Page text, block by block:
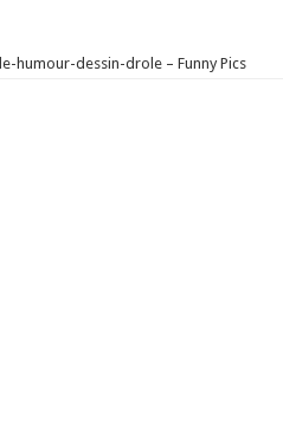
humour-dessin-drole – Funny Pics